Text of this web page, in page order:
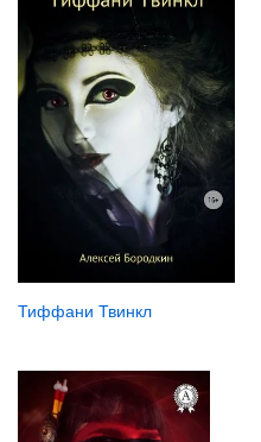
Тиффани Твинкл